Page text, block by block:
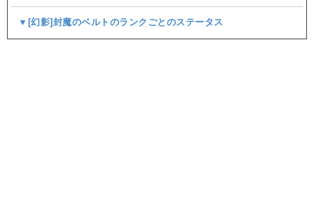
▼[幻影]封魔のベルトのランクごとのステータス